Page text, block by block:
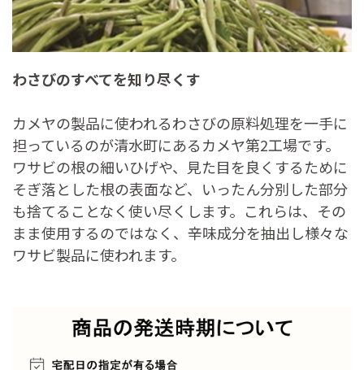
わさびのすべてを知り尽くす
カメヤの製品に使われるわさびの原料処理を一手に
担っているのが清水町にあるカメヤ第2工場です。
ワサビの根の細いひげや、見た目を良くするために
そぎ落とした根の表面など、いったん分別した部分
も捨てることなく使い尽くします。これらは、その
まま使用するのではなく、辛味成分を抽出し様々な
ワサビ製品に使われます。